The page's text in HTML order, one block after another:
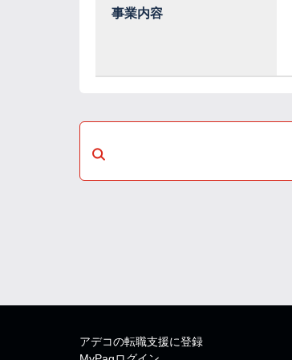
事業内容
アデコの転職支援に登録